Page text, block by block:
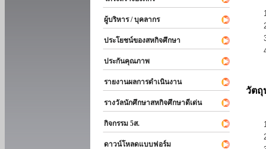
ผู้บริหาร / บุคลากร
ประโยชน์ของสหกิจศึกษา
ประกันคุณภาพ
รายงานผลการดำเนินงาน
รางวัลนักศึกษาสหกิจศึกษาดีเด่น
กิจกรรม 5ส.
ดาวน์โหลดแบบฟอร์ม
วัตถุ